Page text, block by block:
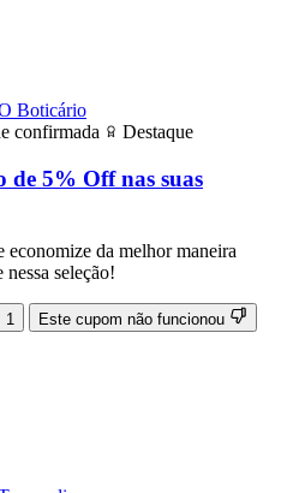
Boticário
confirmada Destaque
de 5% Off nas suas
economize da melhor maneira
seleção!
1 Este cupom não funcionou